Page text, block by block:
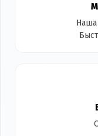
Наша